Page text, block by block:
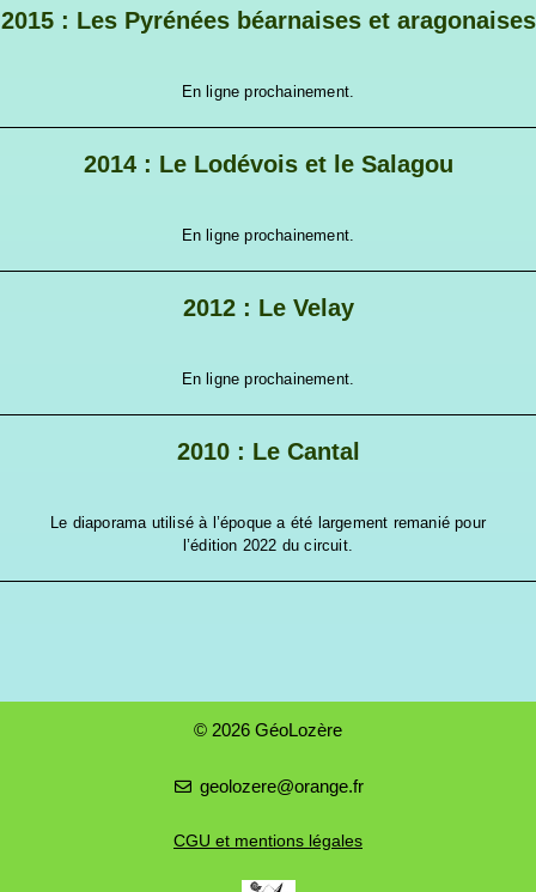
2015 : Les Pyrénées béarnaises et aragonaises
En ligne prochainement.
2014 : Le Lodévois et le Salagou
En ligne prochainement.
2012 : Le Velay
En ligne prochainement.
2010 : Le Cantal
Le diaporama utilisé à l’époque a été largement remanié pour
l’édition 2022 du circuit.
© 2026 GéoLozère
geolozere@orange.fr
CGU et mentions légales